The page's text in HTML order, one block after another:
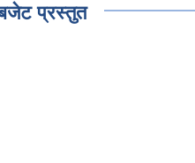
बजेट प्रस्तुत